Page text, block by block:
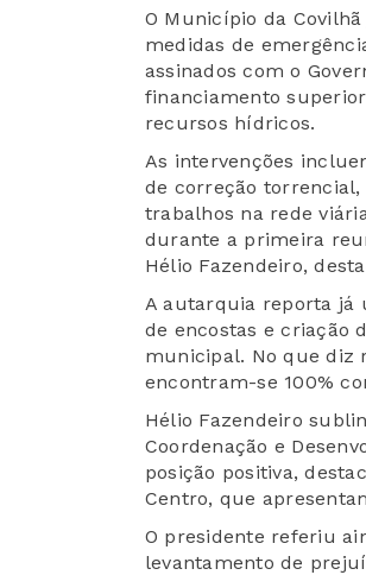
O Município da
medidas de
assinados com o
financiamento
recursos hídricos.
As intervenções
de correção
trabalhos na rede
durante a primeira
Hélio Fazendeiro,
A autarquia reporta já
de encostas e criação
municipal. No que diz
encontram-se 100%
Hélio Fazendeiro
Coordenação e
posição positiva,
Centro, que
O presidente referiu
levantamento de